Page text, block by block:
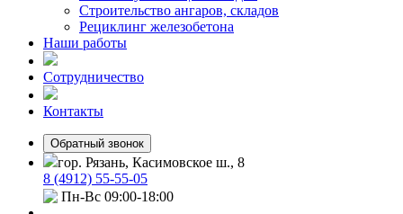
Строительство ангаров, складов
Рециклинг железобетона
Наши работы
Сотрудничество
Контакты
Обратный звонок
гор. Рязань, Касимовское ш., 8
8 (4912) 55-55-05
Пн-Вс 09:00-18:00